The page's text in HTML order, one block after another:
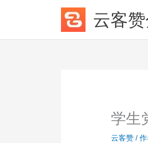
容
云客
学生
云客赞 / 作